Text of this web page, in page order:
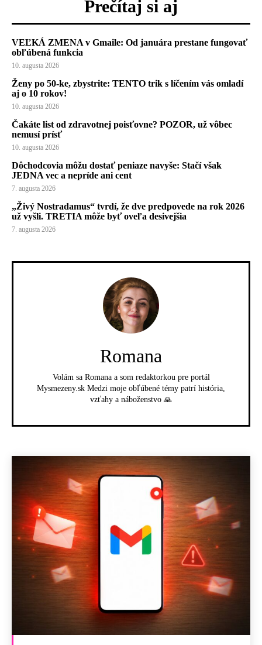
Prečítaj si aj
VEĽKÁ ZMENA v Gmaile: Od januára prestane fungovať
obľúbená funkcia
10. augusta 2026
Ženy po 50-ke, zbystrite: TENTO trik s líčením vás omladí
aj o 10 rokov!
10. augusta 2026
Čakáte list od zdravotnej poisťovne? POZOR, už vôbec
nemusí prísť
10. augusta 2026
Dôchodcovia môžu dostať peniaze navyše: Stačí však
JEDNA vec a nepríde ani cent
7. augusta 2026
„Živý Nostradamus“ tvrdí, že dve predpovede na rok 2026
už vyšli. TRETIA môže byť oveľa desivejšia
7. augusta 2026
Romana
Volám sa Romana a som redaktorkou pre portál
Mysmezeny.sk Medzi moje obľúbené témy patrí história,
vzťahy a náboženstvo 🙏